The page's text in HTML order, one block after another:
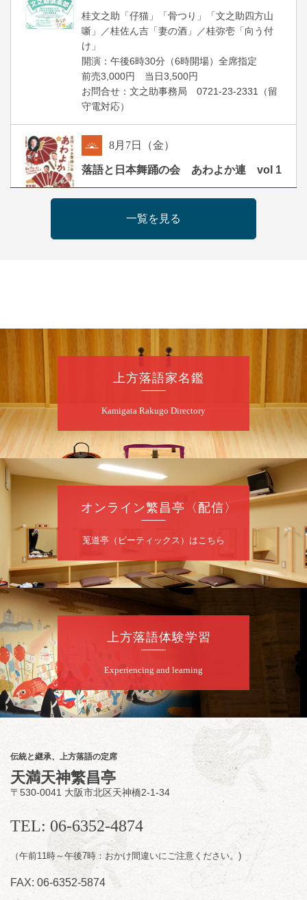
桂文之助「仔猫」「骨つり」「文之助四方山
噺」／桂佐ん吉「妻の酒」／桂弥壱「向う付
け」
開演：午後6時30分（6時開場）全席指定
前売3,000円 当日3,500円
お問合せ：文之助事務局 0721-23-2331（留
守電対応）
8月 7日（金）
落語と日本舞踊の会 あわよか連 vol 1
開演：午前10時（9時30分開場）
前売2,500円 当日3,000円
桂二豆／露の瑞／桂きん太郎／いわみせいじ
（似顔絵）／笑福亭笑利／桂文太～仲入～露
★菟道亭 配信あり
8月7日（金）
噺家が落語と芝居をしてみる会
桂米之助／桂団治郎／桂弥太郎／桂米舞／是
開演：午後6時30分（6時開場）全席指定
お問合せ：米朝事務所 06-6365-8281（平日
10時～18時）
★菟道亭配信あり
入はこちらをクリック
8月8日（土）
第2回 智之介・力造 二人会
笑福亭智之介「昭和任侠伝」「天王寺詣り」
／桂力造「桃太郎」「本膳」／桂二豆「開口
開演：午前10時（9時30分 開場
）
前売2,000円 当日 2,500円
お問合せ：智之介・力造 二人会事務局 090-
7762-6268
一覧を見る
上方落語家名鑑
Kamigata Rakugo Directory
オンライン繁昌亭〈配信〉
莵道亭（ピーティックス）はこちら
上方落語体験学習
Experiencing and learning
伝統と継承、上方落語の定席
天満天神繁昌亭
〒530-0041 大阪市北区天神橋2-1-34
TEL: 06-6352-4874
（午前11時～午後7時：おかけ間違いにご注意ください。)
FAX: 06-6352-5874